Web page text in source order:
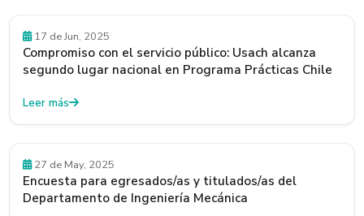
17 de Jun, 2025
Compromiso con el servicio público: Usach alcanza
segundo lugar nacional en Programa Prácticas Chile
Leer más
Convocatorias
27 de May, 2025
Encuesta para egresados/as y titulados/as del
Departamento de Ingeniería Mecánica